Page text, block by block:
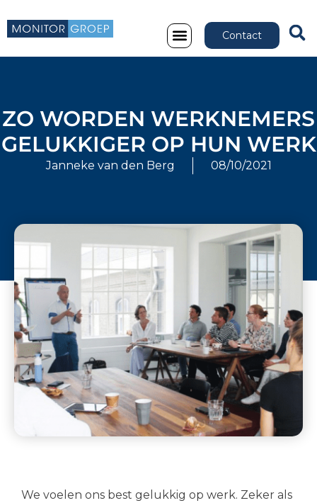
Contact
ZO WORDEN WERKNEMERS
GELUKKIGER OP HUN WERK
Janneke van den Berg 08/10/2021
We voelen ons best gelukkig op werk. Zeker als